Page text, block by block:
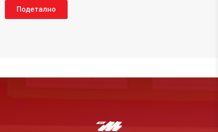
Подетално